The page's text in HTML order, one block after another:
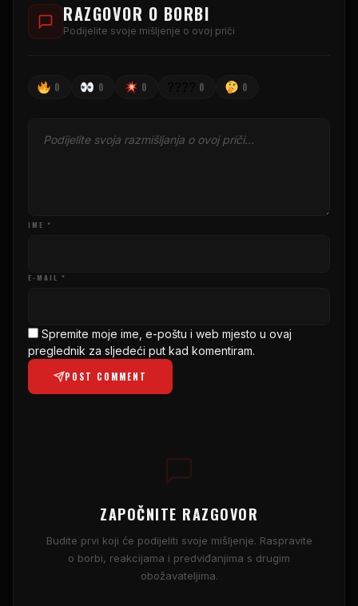
RAZGOVOR O BORBI
Podijelite svoje mišljenje o ovoj priči
0 0 0 0 0
IME *
E-MAIL *
Spremite moje ime, e-poštu i web mjesto u ovaj
preglednik za sljedeći put kad komentiram.
POST COMMENT
ZAPOČNITE RAZGOVOR
Budite prvi koji će podijeliti svoje mišljenje. Raspravite
o borbi, reakcijama i predviđanjima s drugim
obožavateljima.